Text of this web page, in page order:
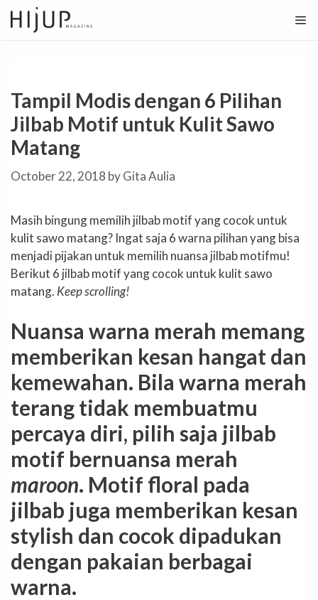
Skip
to
content
Tampil Modis dengan 6 Pilihan
Jilbab Motif untuk Kulit Sawo
Matang
October 22, 2018 byGita Aulia
Masih bingung memilih jilbab motif yang cocok untuk
kulit sawo matang? Ingat saja 6 warna pilihan yang bisa
menjadi pijakan untuk memilih nuansa jilbab motifmu!
Berikut 6 jilbab motif yang cocok untuk kulit sawo
matang. Keep scrolling!
Nuansa warna merah memang
memberikan kesan hangat dan
kemewahan. Bila warna merah
terang tidak membuatmu
percaya diri, pilih saja jilbab
motif bernuansa merah
maroon. Motif floral pada
jilbab juga memberikan kesan
stylish dan cocok dipadukan
dengan pakaian berbagai
warna.